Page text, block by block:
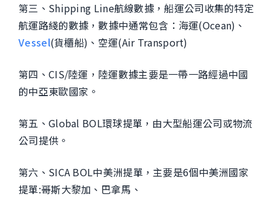
第三、Shipping Line航線數據，船運公司收集的特定
航運路綫的數據，數據中通常包含：海運(Ocean)、
Vessel(貨櫃船)、空運(Air Transport)
第四、CIS/陸運，陸運數據主要是一帶一路經過中國
的中亞東歐國家。
第五、Global BOL環球提單，由大型船運公司或物流
公司提供。
第六、SICA BOL中美洲提單，主要是6個中美洲國家
提單:哥斯大黎加、巴拿馬、